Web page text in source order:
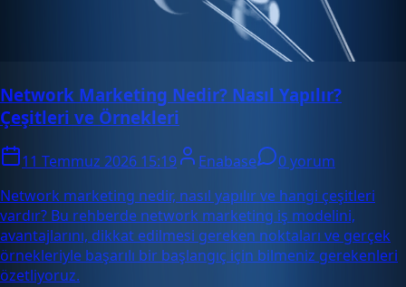
Network Marketing Nedir? Nasıl Yapılır?
Çeşitleri ve Örnekleri
11 Temmuz 2026 15:19 Enabase
0 yorum
Network marketing nedir, nasıl yapılır ve hangi çeşitleri
vardır? Bu rehberde network marketing iş modelini,
avantajlarını, dikkat edilmesi gereken noktaları ve gerçek
örnekleriyle başarılı bir başlangıç için bilmeniz gerekenleri
özetliyoruz.